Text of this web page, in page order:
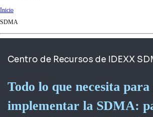
ng
m
Inicio
SDMA
Centro de Recursos de IDEXX
Todo lo que necesita
implementar la SDMA: